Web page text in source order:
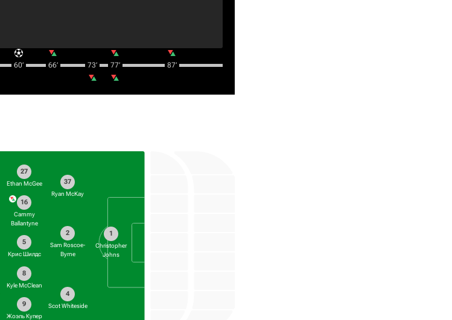
60‎’‎ 66‎’‎ 73‎’‎ 77‎’‎ 87‎’‎
1
Christopher
Johns
37
Ryan McKay
2
Sam Roscoe-
Byrne
4
Scot Whiteside
27
Ethan McGee
16
Cammy
Ballantyne
5
Крис Шилдс
8
Kyle McClean
9
Жоэль Купер